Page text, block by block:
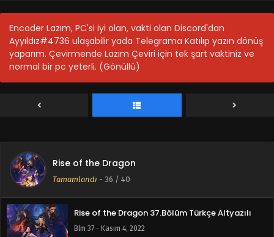
Encoder Lazım, PC'si iyi olan, vakti olan Discord'dan
Ayyıldız#4736 ulaşabilir yada Telegrama Katılıp yazın dönüş
yaparım. Çevirmende Lazım Çeviri için tek şart vaktiniz ve
normal bir pc yeterli. (Gönüllü)
Rise of the Dragon
Tamamlandı - 36 / 40
Rise of the Dragon 40.Bölüm Türkçe Altyazılı
Blm 40 - Kasım 12, 2022
Rise of the Dragon 39.Bölüm Türkçe Altyazılı
Rise of the Dragon 38.Bölüm Türkçe Altyazılı
Blm 38 - Kasım 7, 2022
Rise of the Dragon 37.Bölüm Türkçe Altyazılı
Blm 37 - Kasım 4, 2022